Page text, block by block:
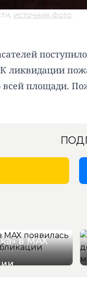
источник фото.
ликвидации
площади.
в MAX